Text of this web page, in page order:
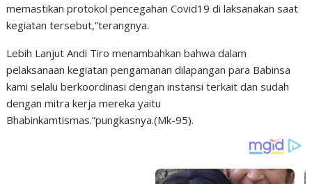
memastikan protokol pencegahan Covid19 di laksanakan saat
kegiatan tersebut,”terangnya.
Lebih Lanjut Andi Tiro menambahkan bahwa dalam
pelaksanaan kegiatan pengamanan dilapangan para Babinsa
kami selalu berkoordinasi dengan instansi terkait dan sudah
dengan mitra kerja mereka yaitu
Bhabinkamtismas.”pungkasnya.(Mk-95).